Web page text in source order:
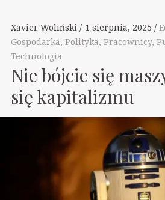
Xavier Woliński 1 sierpnia, 2025
Gospodarka, Polityka, Pracownicy,
Technologia
Nie bójcie się
się kapitalizmu